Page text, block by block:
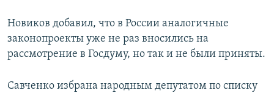
Новиков добавил, что в России аналогичные
законопроекты уже не раз вносились на
рассмотрение в Госдуму, но так и не были приняты.
Савченко избрана народным депутатом по списку